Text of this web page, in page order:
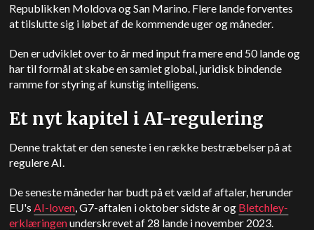
Republikken Moldova og San Marino. Flere lande forventes
at tilslutte sig i løbet af de kommende uger og måneder.
Den er udviklet over to år med input fra mere end 50 lande og
har til formål at skabe en samlet global, juridisk bindende
ramme for styring af kunstig intelligens.
Et nyt kapitel i AI-regulering
Denne traktat er den seneste i en række bestræbelser på at
regulere AI.
De seneste måneder har budt på et væld af aftaler, herunder
EU'sAI-loven, G7-aftalen i oktober sidste år og Bletchley-
erklæringenunderskrevet af 28 lande i november 2023.